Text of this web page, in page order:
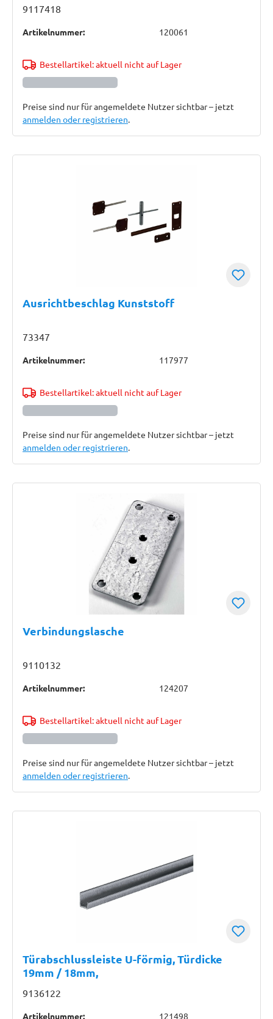
9117418
Artikelnummer: 120061
Bestellartikel: aktuell nicht auf Lager
Preise sind nur für angemeldete Nutzer sichtbar – jetzt
anmelden oder registrieren.
Ausrichtbeschlag Kunststoff
73347
Artikelnummer: 117977
Bestellartikel: aktuell nicht auf Lager
Preise sind nur für angemeldete Nutzer sichtbar – jetzt
anmelden oder registrieren.
Verbindungslasche
9110132
Artikelnummer: 124207
Bestellartikel: aktuell nicht auf Lager
Preise sind nur für angemeldete Nutzer sichtbar – jetzt
anmelden oder registrieren.
Türabschlussleiste U-förmig, Türdicke
19mm / 18mm,
9136122
Artikelnummer: 121498